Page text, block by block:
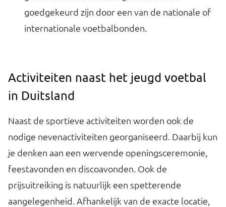
goedgekeurd zijn door een van de nationale of
internationale voetbalbonden.
Activiteiten naast het jeugd voetbal
in Duitsland
Naast de sportieve activiteiten worden ook de
nodige nevenactiviteiten georganiseerd. Daarbij kun
je denken aan een wervende openingsceremonie,
feestavonden en discoavonden. Ook de
prijsuitreiking is natuurlijk een spetterende
aangelegenheid. Afhankelijk van de exacte locatie,